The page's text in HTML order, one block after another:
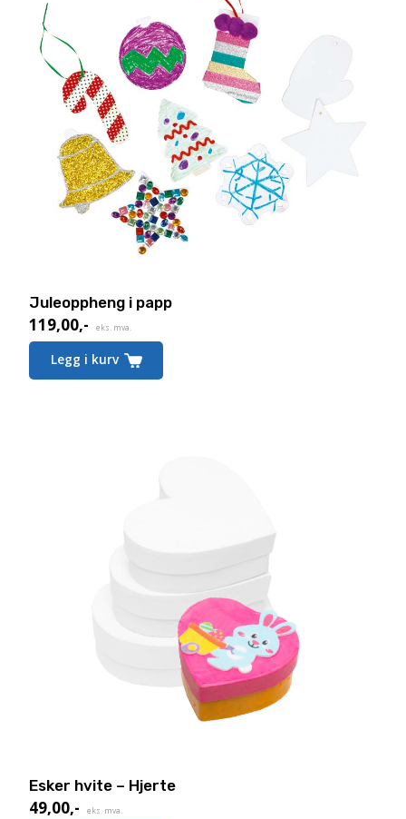
Juleoppheng i papp
119,00,- eks. mva.
Legg i kurv
Esker hvite – Hjerte
49,00,- eks. mva.